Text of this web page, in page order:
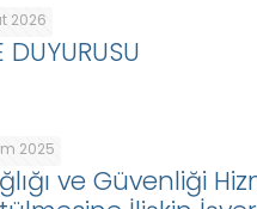
2026
DUYURUSU
2025
ve Güvenliği